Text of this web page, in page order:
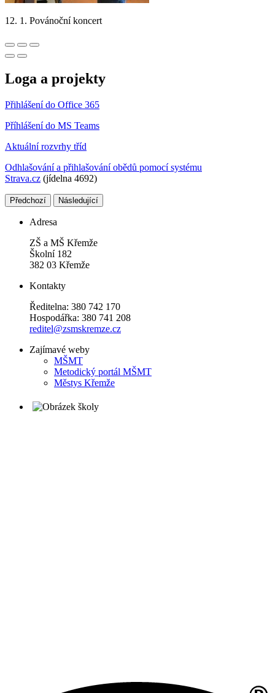
12. 1. Povánoční koncert
Loga a projekty
Přihlášení do Office 365
Příhlášení do MS Teams
Aktuální rozvrhy tříd
Odhlašování a přihlašování obědů pomocí systému
Strava.cz (jídelna 4692)
Předchozí Následující
Adresa
ZŠ a MŠ Křemže
Školní 182
382 03 Křemže
Kontakty
Ředitelna: 380 742 170
Hospodářka: 380 741 208
reditel@zsmskremze.cz
Zajímavé weby
MŠMT
Metodický portál MŠMT
Městys Křemže